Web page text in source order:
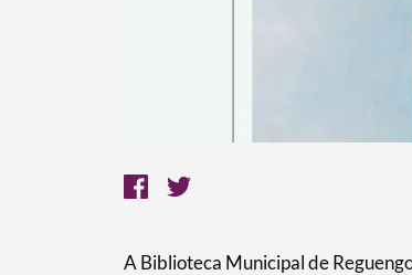
A Biblioteca Municipal de